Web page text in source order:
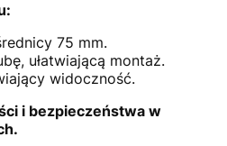
75 mm.
ułatwiającą montaż.
widoczność.
i bezpieczeństwa w